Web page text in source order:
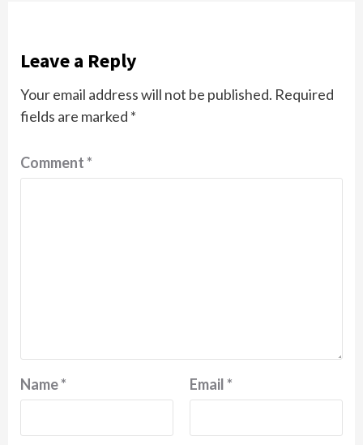
Leave a Reply
Your email address will not be published. Required
fields are marked *
Comment*
Name* Email*